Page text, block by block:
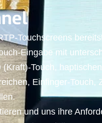
Touchscreens
Eingabe mit
Touch,
Einfinger-
und uns ihre